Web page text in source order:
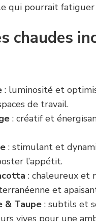
qui pourrait fatiguer
chaudes
: luminosité et
de travail.
: créatif et
: stimulant et
l’appétit.
: chaleureux et
et
& Taupe : subtils et